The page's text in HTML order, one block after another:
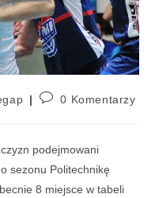
0 Komentarzy
podejmowani
sezonu Politechnikę
8 miejsce w tabeli